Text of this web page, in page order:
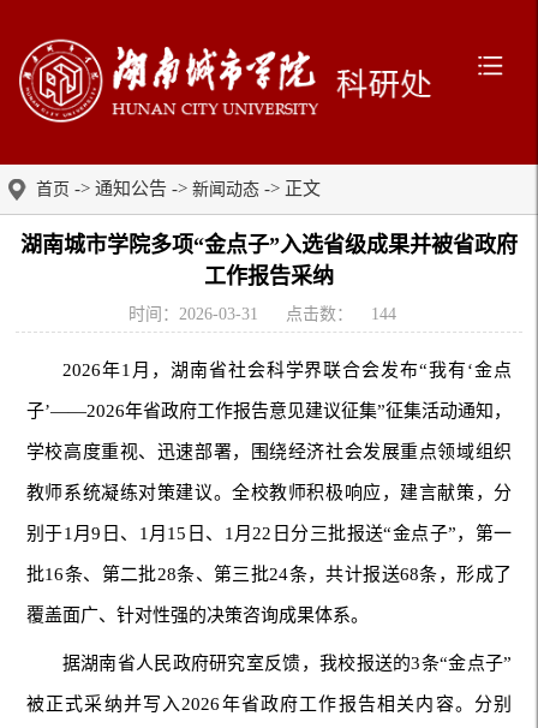
首页 -> 通知公告 -> 新闻动态 -> 正文
湖南城市学院多项“金点子”入选省级成果并被省政府
工作报告采纳
时间：2026-03-31 点击数： 144
2026年1月，湖南省社会科学界联合会发布“我有‘金点
子’——2026年省政府工作报告意见建议征集”征集活动通知，
学校高度重视、迅速部署，围绕经济社会发展重点领域组织
教师系统凝练对策建议。全校教师积极响应，建言献策，分
别于1月9日、1月15日、1月22日分三批报送“金点子”，第一
批16条、第二批28条、第三批24条，共计报送68条，形成了
覆盖面广、针对性强的决策咨询成果体系。
据湖南省人民政府研究室反馈，我校报送的3条“金点子”
被正式采纳并写入2026年省政府工作报告相关内容。分别